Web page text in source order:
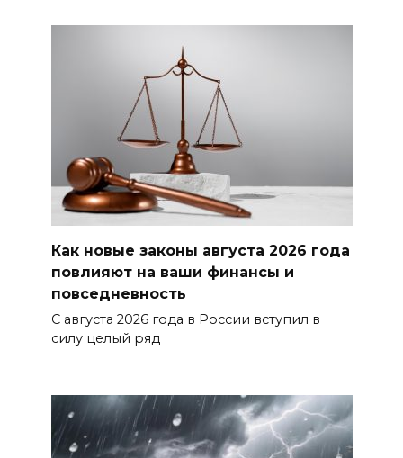
Как новые законы августа 2026 года
повлияют на ваши финансы и
повседневность
С августа 2026 года в России вступил в
силу целый ряд